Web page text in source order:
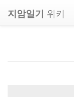
지암일기 위키